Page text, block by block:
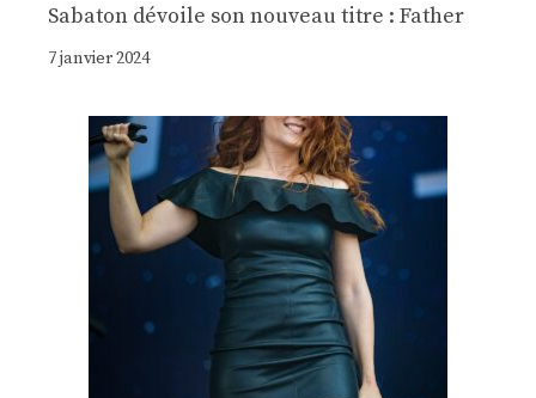
Sabaton dévoile son nouveau titre : Father
7 janvier 2024